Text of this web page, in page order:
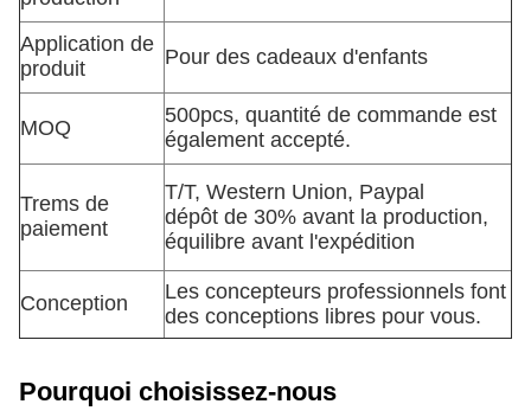
Application de
produit
Pour des cadeaux d'enfants
MOQ
500pcs, quantité de commande est
également accepté.
Trems de
paiement
T/T, Western Union, Paypal
dépôt de 30% avant la production,
équilibre avant l'expédition
Conception
Les concepteurs professionnels font
des conceptions libres pour vous.
Pourquoi choisissez-nous